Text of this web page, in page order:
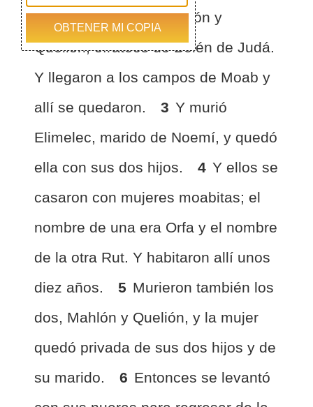
sus dos hijos eran Mahlón y
Quelión, efrateos de Belén de Judá.
Y llegaron a los campos de Moab y
allí se quedaron.
3 Y murió
Elimelec, marido de Noemí, y quedó
ella con sus dos hijos.
4 Y ellos se
casaron con mujeres moabitas; el
nombre de una era Orfa y el nombre
de la otra Rut. Y habitaron allí unos
diez años.
5 Murieron también los
dos, Mahlón y Quelión, y la mujer
quedó privada de sus dos hijos y de
su marido.
6 Entonces se levantó